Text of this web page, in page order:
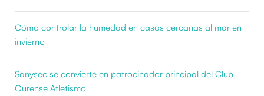
Cómo controlar la humedad en casas cercanas al mar en
invierno
Sanysec se convierte en patrocinador principal del Club
Ourense Atletismo